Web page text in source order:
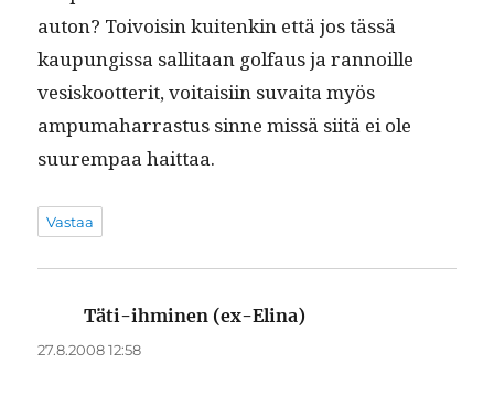
auton? Toivoisin kuitenkin että jos tässä
kaupungis­sa sal­li­taan gol­faus ja ran­noille
vesiskoot­ter­it, voitaisi­in suvai­ta myös
ampuma­har­ras­tus sinne mis­sä siitä ei ole
suurem­paa haittaa.
Vastaa
Täti-ihminen (ex-Elina)
27.8.2008 12:58